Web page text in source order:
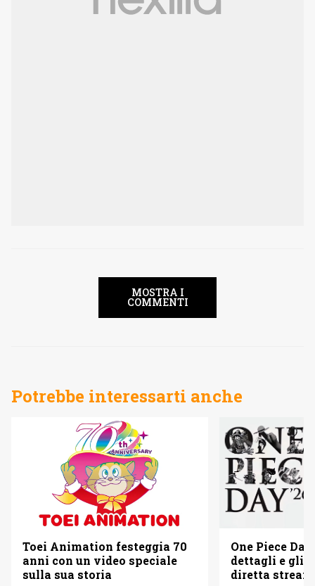
MOSTRA I
COMMENTI
Potrebbe interessarti anche
Toei Animation festeggia 70
anni con un video speciale
sulla sua storia
One Piece
dettagli e gli
diretta